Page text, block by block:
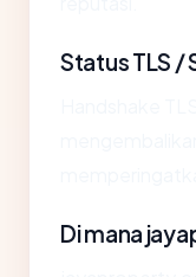
Status TLS /
Di mana